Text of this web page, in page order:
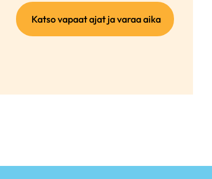
Katso vapaat ajat ja varaa aika(ulkoinen
linkki)